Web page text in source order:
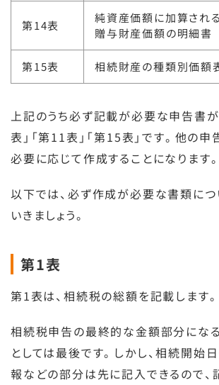
第14表
純資産価額に加算され
贈与財産価額の明細書
第15表 相続財産の種類別価額
上記のうち必ず記載が必要な申告書が
表」「第11表」「第15表」です。他の申
必要に応じて作成することになります。
以下では、必ず作成が必要な書類につ
いきましょう。
第1表
第1表は、相続税の総額を記載します。
相続税申告の最終的な金額部分にな
としては最後です。しかし、相続開始
報などの部分は先に記入できるので、